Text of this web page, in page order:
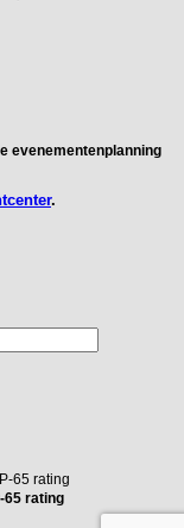
evenementenplanning
.
65 rating